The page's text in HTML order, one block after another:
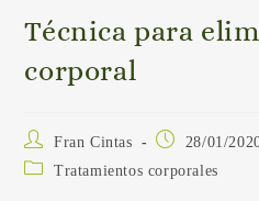
Técnica para
corporal
Fran Cintas
28/01/
Tratamientos corporales